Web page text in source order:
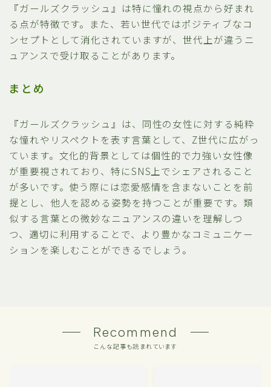
『ガールズクラッシュ』は特に憧れの視点から好まれ
る点が特徴です。また、若い世代ではポジティブなコ
ンセプトとして消化されていますが、世代上が違うニ
ュアンスで受け取ることがあります。
まとめ
『ガールズクラッシュ』は、同性の女性に対する純粋
な憧れやリスペクトを表す言葉として、Z世代に広がっ
ています。文化的背景としては個性的で力強い女性像
が重要視されており、特にSNS上でシェアされること
が多いです。使う際には恋愛感情を含まないことを前
提とし、他人を認める姿勢を持つことが重要です。類
似する言葉との微妙なニュアンスの違いを理解しつ
つ、適切に利用することで、より豊かなコミュニケー
ションを楽しむことができるでしょう。
Recommend
こんな記事も読まれています